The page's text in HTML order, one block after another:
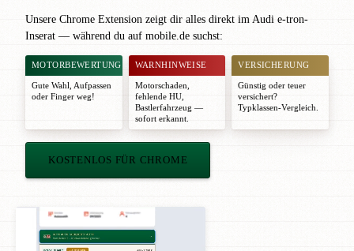
Unsere Chrome Extension zeigt dir alles direkt im Audi e-tron-
Inserat — während du auf mobile.de suchst:
MOTORBEWERTUNG
Gute Wahl
Aufpassen
oder Finger weg!
WARNHINWEISE
Motorschaden,
fehlende HU,
Bastlerfahrzeug —
sofort erkannt.
VERSICHERUNG
Günstig oder teuer
versichert?
Typklassen-Vergleich.
KOSTENLOS FÜR CHROME